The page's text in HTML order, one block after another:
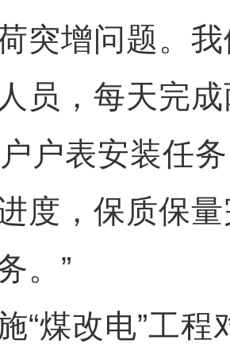
突增问题。
员，每天完
户表安装任
度，保质保
。”
改电”工程